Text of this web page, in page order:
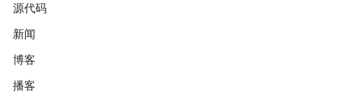
源代码
新闻
博客
播客